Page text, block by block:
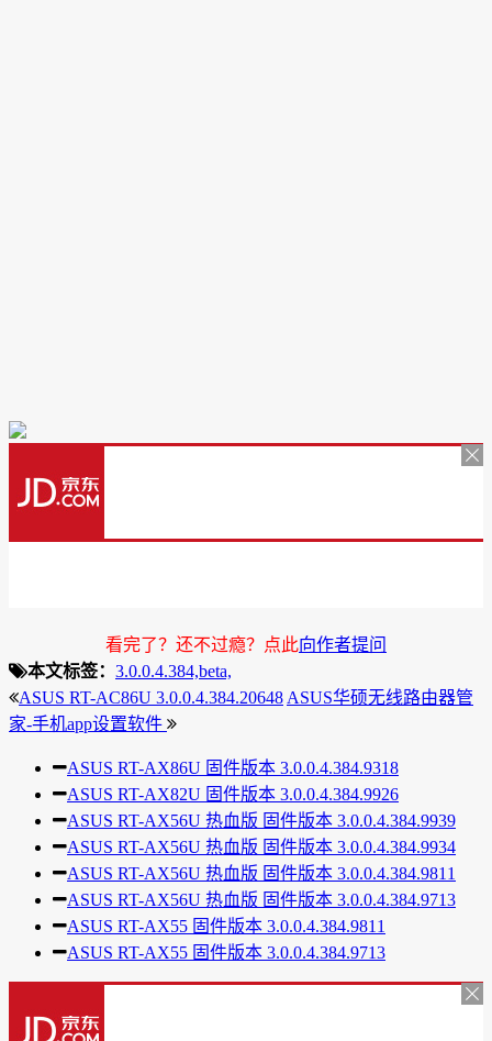
看完了？还不过瘾？点此向作者提问
本文标签： 3.0.0.4.384,beta,
ASUS RT-AC86U 3.0.0.4.384.20648 ASUS华硕无线路由器管
家-手机app设置软件
ASUS RT-AX86U 固件版本 3.0.0.4.384.9318
ASUS RT-AX82U 固件版本 3.0.0.4.384.9926
ASUS RT-AX56U 热血版 固件版本 3.0.0.4.384.9939
ASUS RT-AX56U 热血版 固件版本 3.0.0.4.384.9934
ASUS RT-AX56U 热血版 固件版本 3.0.0.4.384.9811
ASUS RT-AX56U 热血版 固件版本 3.0.0.4.384.9713
ASUS RT-AX55 固件版本 3.0.0.4.384.9811
ASUS RT-AX55 固件版本 3.0.0.4.384.9713